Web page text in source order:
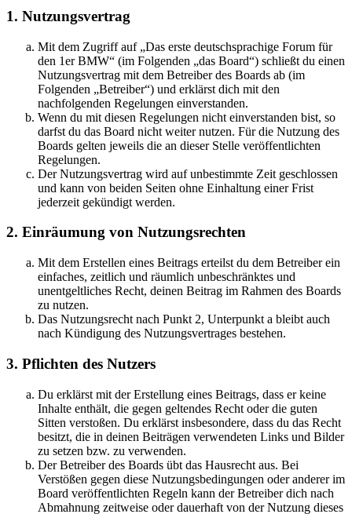
1. Nutzungsvertrag
Mit dem Zugriff auf „Das erste deutschsprachige Forum für
den 1er BMW“ (im Folgenden „das Board“) schließt du einen
Nutzungsvertrag mit dem Betreiber des Boards ab (im
Folgenden „Betreiber“) und erklärst dich mit den
nachfolgenden Regelungen einverstanden.
Wenn du mit diesen Regelungen nicht einverstanden bist, so
darfst du das Board nicht weiter nutzen. Für die Nutzung des
Boards gelten jeweils die an dieser Stelle veröffentlichten
Regelungen.
Der Nutzungsvertrag wird auf unbestimmte Zeit geschlossen
und kann von beiden Seiten ohne Einhaltung einer Frist
jederzeit gekündigt werden.
2. Einräumung von Nutzungsrechten
Mit dem Erstellen eines Beitrags erteilst du dem Betreiber ein
einfaches, zeitlich und räumlich unbeschränktes und
unentgeltliches Recht, deinen Beitrag im Rahmen des Boards
zu nutzen.
Das Nutzungsrecht nach Punkt 2, Unterpunkt a bleibt auch
nach Kündigung des Nutzungsvertrages bestehen.
3. Pflichten des Nutzers
Du erklärst mit der Erstellung eines Beitrags, dass er keine
Inhalte enthält, die gegen geltendes Recht oder die guten
Sitten verstoßen. Du erklärst insbesondere, dass du das Recht
besitzt, die in deinen Beiträgen verwendeten Links und Bilder
zu setzen bzw. zu verwenden.
Der Betreiber des Boards übt das Hausrecht aus. Bei
Verstößen gegen diese Nutzungsbedingungen oder anderer im
Board veröffentlichten Regeln kann der Betreiber dich nach
Abmahnung zeitweise oder dauerhaft von der Nutzung dieses